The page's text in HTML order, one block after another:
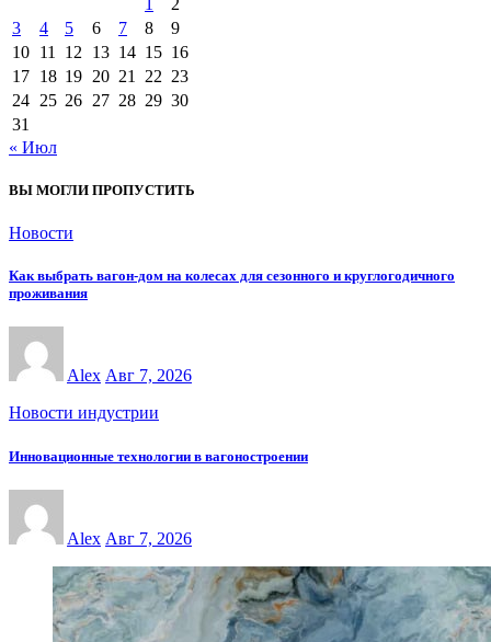
3
4 5 6 7 8
9
10 11 12 13 14 15 16
17 18 19 20 21 22 23
24 25 26 27 28 29 30
31
« Июл
ВЫ МОГЛИ ПРОПУСТИТЬ
Новости
Как выбрать вагон-дом на колесах для сезонного и круглогодичного
проживания
Alex Авг 7, 2026
Новости индустрии
Инновационные технологии в вагоностроении
Alex Авг 7, 2026